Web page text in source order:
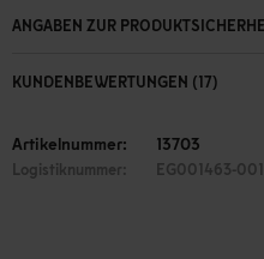
ANGABEN ZUR
KUNDENBEWERTUNGEN (17)
Artikelnummer: 13703
Logistiknummer: EG001463-001